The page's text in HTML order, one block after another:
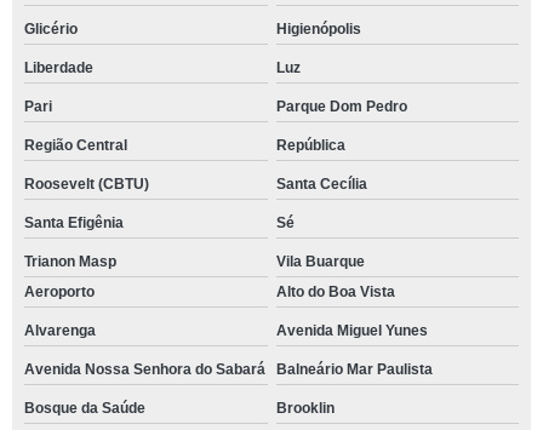
Glicério Higienópolis
Liberdade Luz
Pari Parque Dom Pedro
Região Central República
Roosevelt (CBTU) Santa Cecília
Santa Efigênia Sé
Trianon Masp
Vila Buarque
Aeroporto
Alto do Boa Vista
Alvarenga Avenida Miguel Yunes
Avenida Nossa Senhora do Sabará Balneário Mar Paulista
Bosque da Saúde Brooklin